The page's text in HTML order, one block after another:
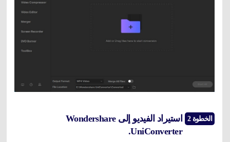
الخطوة 2
استيراد الفيديو إلى Wondershare
UniConverter.